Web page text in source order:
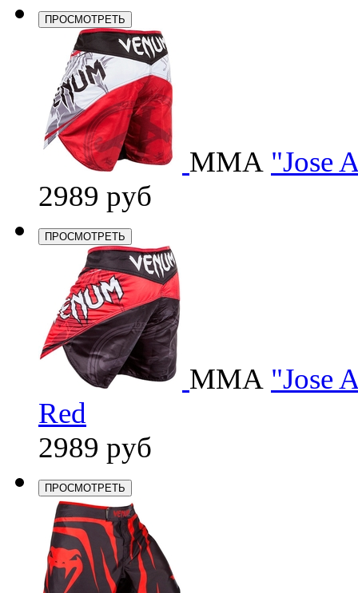
ПРОСМОТРЕТЬ
ММА "Jose
2989 руб
ПРОСМОТРЕТЬ
ММА "Jose
Red
2989 руб
ПРОСМОТРЕТЬ